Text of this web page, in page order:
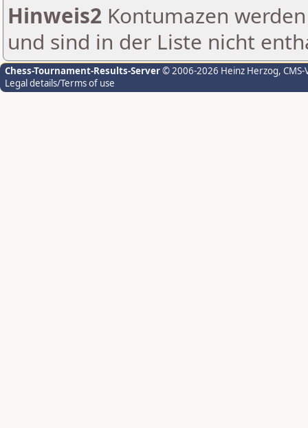
Hinweis2 Kontumazen
und sind in der Liste nicht
Chess-Tournament-Results-Server© 2006-2026 Heinz Herzog,
Legal details/Terms of use